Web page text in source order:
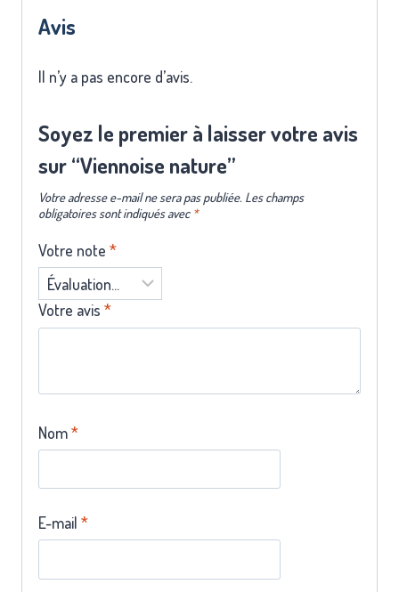
Avis
Il n’y a pas encore d’avis.
Soyez le premier à laisser votre avis
sur “Viennoise nature”
Votre adresse e-mail ne sera pas publiée. Les champs
obligatoires sont indiqués avec *
Votre note *
Votre avis *
Nom*
E-mail *